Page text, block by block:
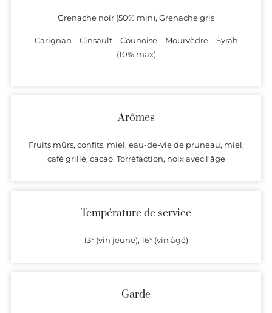
Grenache noir (50% min), Grenache gris
Carignan – Cinsault – Counoise – Mourvèdre – Syrah
(10% max)
Arômes
Fruits mûrs, confits, miel, eau-de-vie de pruneau, miel,
café grillé, cacao. Torréfaction, noix avec l’âge
Température de service
13° (vin jeune), 16° (vin âgé)
Garde